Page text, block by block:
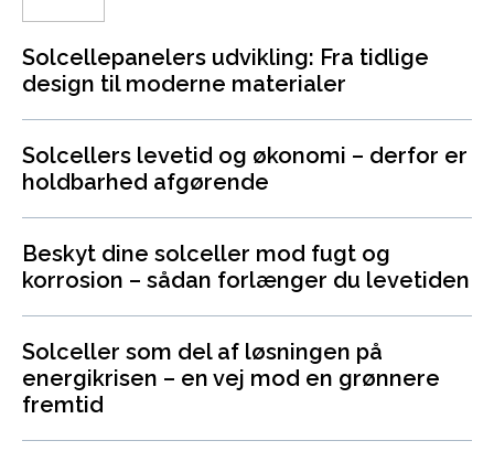
Solcellepanelers udvikling: Fra tidlige
design til moderne materialer
Solcellers levetid og økonomi – derfor er
holdbarhed afgørende
Beskyt dine solceller mod fugt og
korrosion – sådan forlænger du levetiden
Solceller som del af løsningen på
energikrisen – en vej mod en grønnere
fremtid